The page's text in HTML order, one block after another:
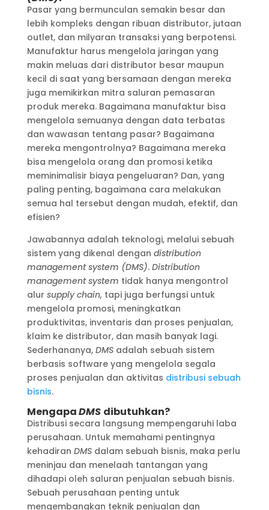
Pasar yang bermunculan semakin besar dan
lebih kompleks dengan ribuan distributor, jutaan
outlet, dan milyaran transaksi yang berpotensi.
Manufaktur harus mengelola jaringan yang
makin meluas dari distributor besar maupun
kecil di saat yang bersamaan dengan mereka
juga memikirkan mitra saluran pemasaran
produk mereka. Bagaimana manufaktur bisa
mengelola semuanya dengan data terbatas
dan wawasan tentang pasar? Bagaimana
mereka mengontrolnya? Bagaimana mereka
bisa mengelola orang dan promosi ketika
meminimalisir biaya pengeluaran? Dan, yang
paling penting, bagaimana cara melakukan
semua hal tersebut dengan mudah, efektif, dan
efisien?
Jawabannya adalah teknologi, melalui sebuah
sistem yang dikenal dengan distribution
management system (DMS). Distribution
management system tidak hanya mengontrol
alur supply chain, tapi juga berfungsi untuk
mengelola promosi, meningkatkan
produktivitas, inventaris dan proses penjualan,
klaim ke distributor, dan masih banyak lagi.
Sederhananya, DMSadalah sebuah sistem
berbasis software yang mengelola segala
proses penjualan dan aktivitas distribusi sebuah
bisnis.
MengapaDMS dibutuhkan?
Distribusi secara langsung mempengaruhi laba
perusahaan. Untuk memahami pentingnya
kehadiran DMSdalam sebuah bisnis, maka perlu
meninjau dan menelaah tantangan yang
dihadapi oleh saluran penjualan sebuah bisnis.
Sebuah perusahaan penting untuk
mengembangkan teknik penjualan dan